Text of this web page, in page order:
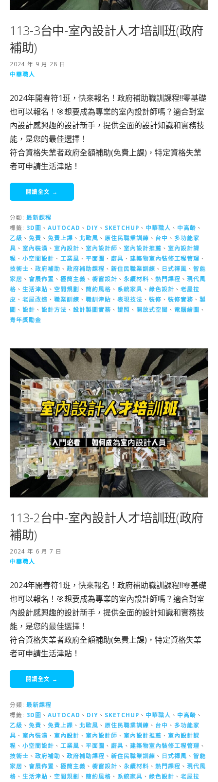
113-3台中-室內設計人才培訓班(政府
補助)
2024 年 9 月 28 日
中華職人
2024年開春符1班，快來報名！政府補助職訓課程‼️零基礎
也可以報名！🎯想要成為專業的室內設計師嗎？適合對室
內設計感興趣的設計新手，提供全面的設計知識和實務技
能，是您的最佳選擇！
符合資格失業者政府全額補助(免費上課)，特定資格失業
者可申請生活津貼！
閱讀全文 →
分類: 最新課程
標籤: 3D圖 、 AUTOCAD 、 DIY 、 SKETCHUP 、 中華職人 、 中高齡 、
乙級 、 免費 、 免費上課 、 北歐風 、 原住民職業訓練 、 台中 、 多功能家
具 、 室內裝潢 、 室內設計 、 室內設計師 、 室內設計推薦 、 室內設計課
程 、 小空間設計 、 工業風 、 平面圖 、 廚具 、 建築物室內裝修工程管理 、
技術士 、 政府補助 、 政府補助課程 、 新住民職業訓練 、 日式禪風 、 智能
家居 、 會展佈置 、 極簡主義 、 櫥窗設計 、 永續材料 、 熱門課程 、 現代風
格 、 生活津貼 、 空間規劃 、 簡約風格 、 系統家具 、 綠色設計 、 老屋拉
皮 、 老屋改造 、 職業訓練 、 職訓津貼 、 表現技法 、 裝修 、 裝修實務 、 製
圖 、 設計 、 設計方法 、 設計製圖實務 、 證照 、 開放式空間 、 電腦繪圖 、
青年獎勵金
113-2台中-室內設計人才培訓班(政府
補助)
2024 年 6 月 7 日
中華職人
2024年開春符1班，快來報名！政府補助職訓課程‼️零基礎
也可以報名！🎯想要成為專業的室內設計師嗎？適合對室
內設計感興趣的設計新手，提供全面的設計知識和實務技
能，是您的最佳選擇！
符合資格失業者政府全額補助(免費上課)，特定資格失業
者可申請生活津貼！
閱讀全文 →
分類: 最新課程
標籤: 3D圖 、 AUTOCAD 、 DIY 、 SKETCHUP 、 中華職人 、 中高齡 、
乙級 、 免費 、 免費上課 、 北歐風 、 原住民職業訓練 、 台中 、 多功能家
具 、 室內裝潢 、 室內設計 、 室內設計師 、 室內設計推薦 、 室內設計課
程 、 小空間設計 、 工業風 、 平面圖 、 廚具 、 建築物室內裝修工程管理 、
技術士 、 政府補助 、 政府補助課程 、 新住民職業訓練 、 日式禪風 、 智能
家居 、 會展佈置 、 極簡主義 、 櫥窗設計 、 永續材料 、 熱門課程 、 現代風
格 、 生活津貼 、 空間規劃 、 簡約風格 、 系統家具 、 綠色設計 、 老屋拉